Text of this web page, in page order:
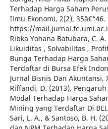
Terhadap Harga Saham
Ilmu Ekonomi, 2(2), 35â€“46.
https://
Ribka Yohana Batubara, C.
Likuiditas , Solvabilitas ,
Bunga Terhadap Harga
Terdaftar di Bursa Efek
Jurnal Bisnis Dan Akuntansi,
Riffandi, D. (2013).
Modal Terhadap Harga
Mining yang Terdaftar Di BEI.
Sari, L. A., & Santoso, B. H.